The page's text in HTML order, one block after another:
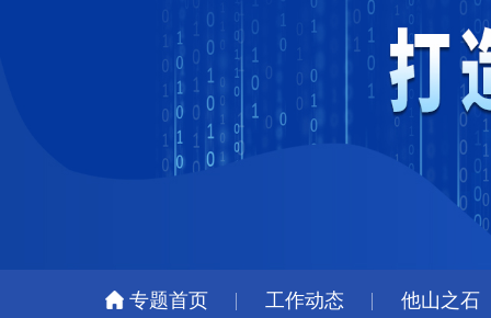
专题首页 工作动态 他山之石